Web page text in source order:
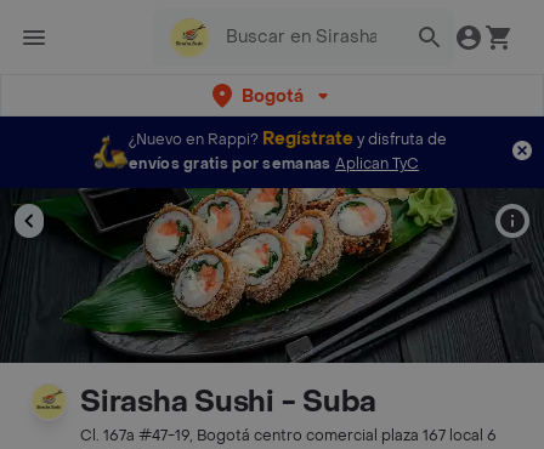
Bogotá
¿Nuevo en Rappi? Regístratey disfruta de
envíos gratis por semanas Aplican TyC
Sirasha Sushi - Suba
Cl. 167a #47-19, Bogotá centro comercial plaza 167 local 6